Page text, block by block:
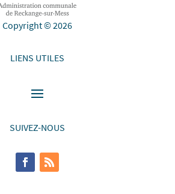
Copyright © 2026
LIENS UTILES
SUIVEZ-NOUS